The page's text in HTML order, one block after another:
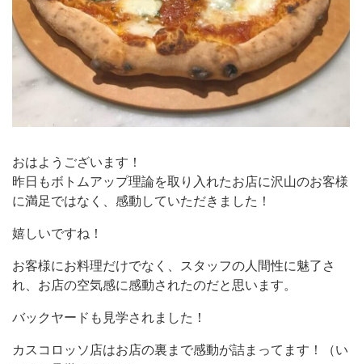
おはようございます！
昨日もボトムアップ理論を取り入れたお店に沢山のお客様
に満足ではなく、感動していただきました！
嬉しいですね！
お客様にお料理だけでなく、スタッフの人間性に魅了さ
れ、お店の空気感に感動されたのだと思います。
バックヤードも見学されました！
カスコロッソ店はお店の裏まで感動が詰まってます！（い